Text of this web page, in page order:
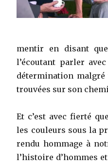
mentir en disant
l’écoutant parler
détermination
trouvées sur son
Et c’est avec fierté
les couleurs sous la
rendu hommage à
l’histoire d’hommes